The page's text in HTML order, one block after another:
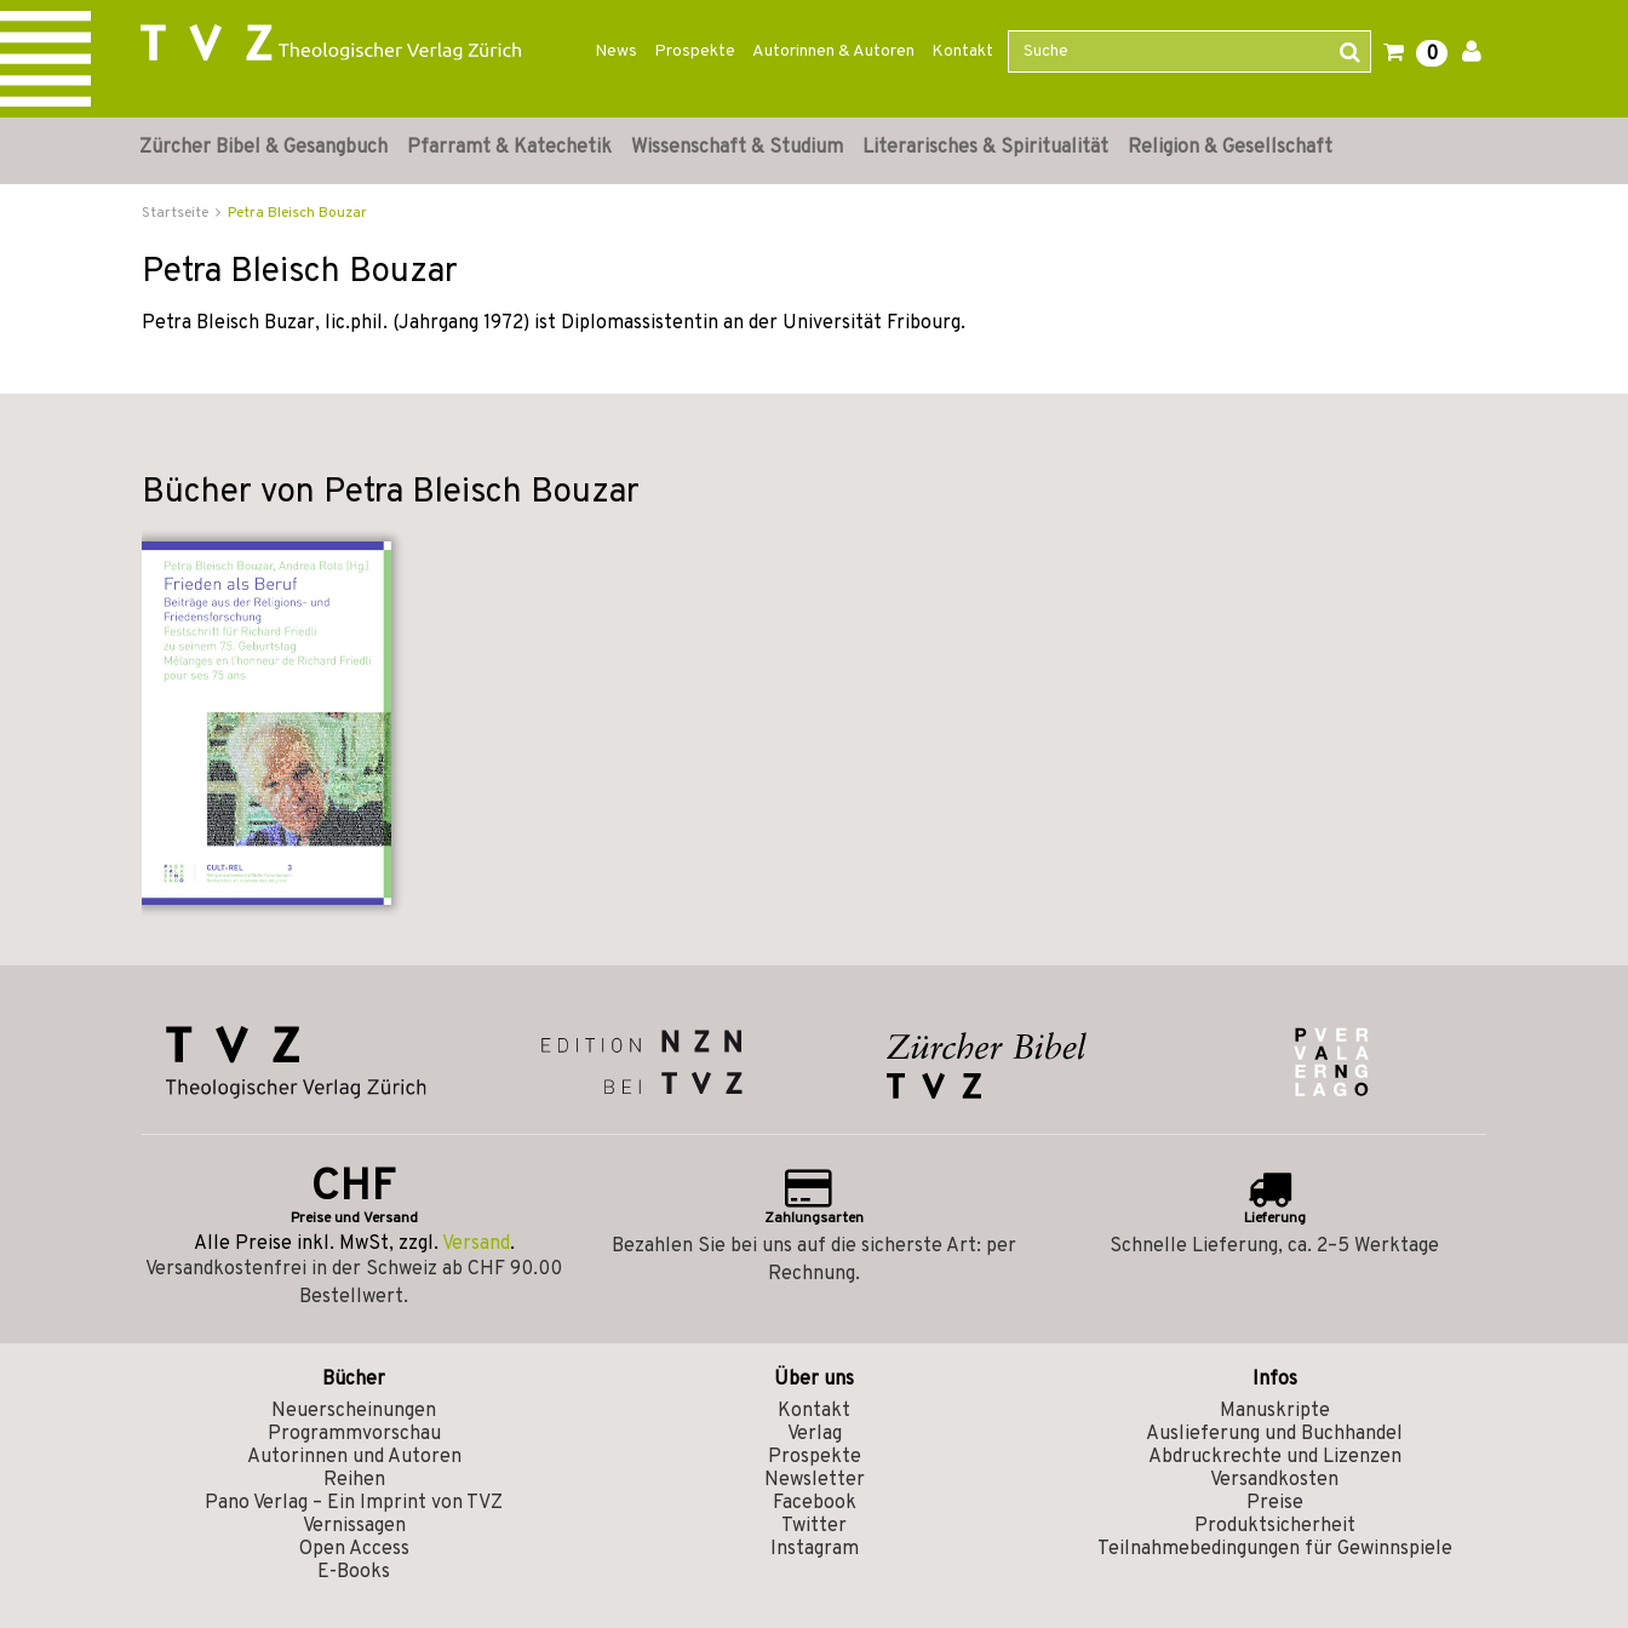
News Prospekte Autorinnen & Autoren Kontakt 0
Zürcher Bibel & Gesangbuch Pfarramt & Katechetik Wissenschaft & Studium Literarisches & Spiritualität Religion & Gesellschaft
Startseite Petra Bleisch Bouzar
Petra Bleisch Bouzar
Petra Bleisch Buzar, lic.phil. (Jahrgang 1972) ist Diplomassistentin an der Universität Fribourg.
Bücher von Petra Bleisch Bouzar
CHF
Preise und Versand
Alle Preise inkl. MwSt, zzgl. Versand.
Versandkostenfrei in der Schweiz ab CHF 90.00
Bestellwert.
Zahlungsarten
Bezahlen Sie bei uns auf die sicherste Art: per
Rechnung.
Lieferung
Schnelle Lieferung, ca. 2–5 Werktage
Bücher
Neuerscheinungen
Programmvorschau
Autorinnen und Autoren
Reihen
Pano Verlag – Ein Imprint von TVZ
Vernissagen
Open Access
E-Books
Über uns
Kontakt
Verlag
Prospekte
Newsletter
Facebook
Twitter
Instagram
Infos
Manuskripte
Auslieferung und Buchhandel
Abdruckrechte und Lizenzen
Versandkosten
Preise
Produktsicherheit
Teilnahmebedingungen für Gewinnspiele